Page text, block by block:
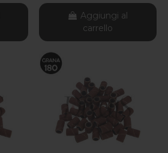
Aggiungi al
carrello